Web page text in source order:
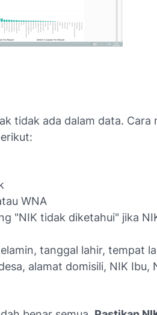
tidak ada dalam data. Cara
WNA
"NIK tidak diketahui" jika
tanggal lahir, tempat
alamat domisili, NIK Ibu,